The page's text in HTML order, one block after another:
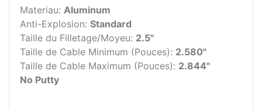
Materiau: Aluminum
Anti-Explosion: Standard
Taille du Filletage/Moyeu: 2.5"
Taille de Cable Minimum (Pouces): 2.580"
Taille de Cable Maximum (Pouces): 2.844"
No Putty